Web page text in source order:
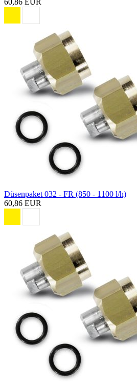
Düsenpaket 032 - FR (850 - 1100 l/h)
60,86 EUR